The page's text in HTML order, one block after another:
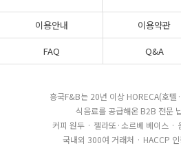
이용안내 이용약관
FAQ
Q&A
흥국F&B는 20년 이상 HORECA(호텔
식음료를 공급해온 B2B 전문
커피 원두 · 젤라또·소르베 베이스 ·
국내외 300여 거래처 · HACCP